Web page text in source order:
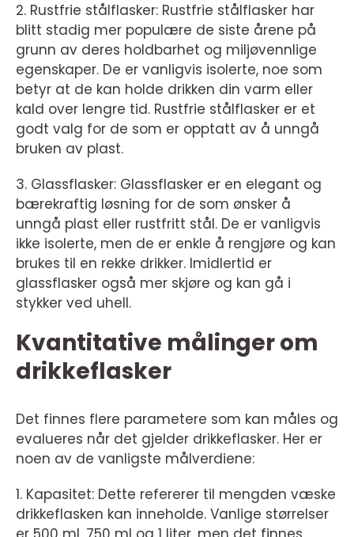
2. Rustfrie stålflasker: Rustfrie stålflasker har
blitt stadig mer populære de siste årene på
grunn av deres holdbarhet og miljøvennlige
egenskaper. De er vanligvis isolerte, noe som
betyr at de kan holde drikken din varm eller
kald over lengre tid. Rustfrie stålflasker er et
godt valg for de som er opptatt av å unngå
bruken av plast.
3. Glassflasker: Glassflasker er en elegant og
bærekraftig løsning for de som ønsker å
unngå plast eller rustfritt stål. De er vanligvis
ikke isolerte, men de er enkle å rengjøre og kan
brukes til en rekke drikker. Imidlertid er
glassflasker også mer skjøre og kan gå i
stykker ved uhell.
Kvantitative målinger om
drikkeflasker
Det finnes flere parametere som kan måles og
evalueres når det gjelder drikkeflasker. Her er
noen av de vanligste målverdiene:
1. Kapasitet: Dette refererer til mengden væske
drikkeflasken kan inneholde. Vanlige størrelser